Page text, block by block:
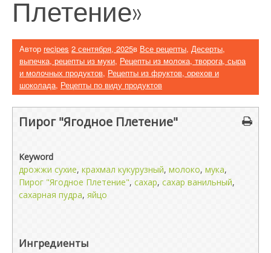
Плетение»
Автор recipes 2 сентября, 2025в Все рецепты, Десерты,
выпечка, рецепты из муки, Рецепты из молока, творога, сыра
и молочных продуктов, Рецепты из фруктов, орехов и
шоколада, Рецепты по виду продуктов
Пирог "Ягодное Плетение"
Keyword
дрожжи сухие, крахмал кукурузный, молоко, мука,
Пирог "Ягодное Плетение", сахар, сахар ванильный,
сахарная пудра, яйцо
Ингредиенты